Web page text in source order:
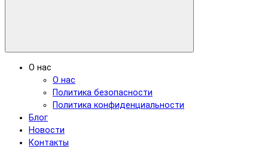
О нас
О нас
Политика безопасности
Политика конфиденциальности
Блог
Новости
Контакты